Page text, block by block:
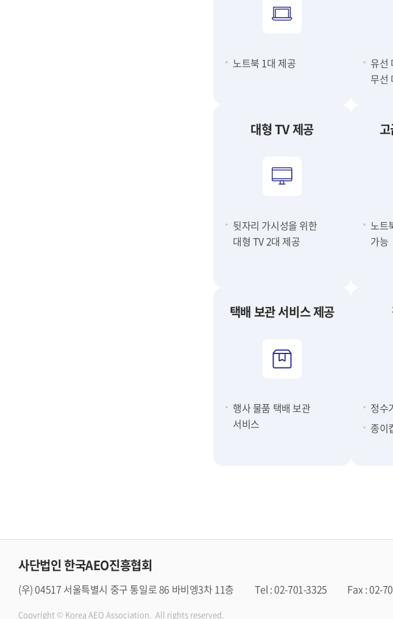
노트북 1대 제공
유선
무선
대형 TV 제공
뒷자리 가시성을 위한
대형 TV 2대 제공
노트
가능
택배 보관 서비스 제공
행사 물품 택배 보관
서비스
정수
종이
사단법인 한국AEO진흥협회
(우) 04517 서울특별시 중구 통일로 86 바비엥3차 11층 Tel : 02-701-3325 Fax : 02-
Copyright © Korea AEO Association. All rights reserved.